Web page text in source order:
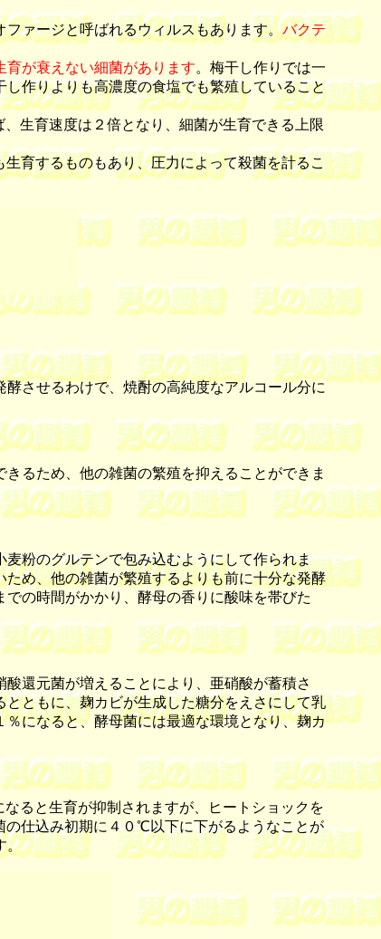
ァージと呼ばれるウィルスもあります。バクテ
が衰えない細菌があります。梅干し作りでは一
作りよりも高濃度の食塩でも繁殖していること
生育速度は２倍となり、細菌が生育できる上限
育するものもあり、圧力によって殺菌を計るこ
させるわけで、焼酎の高純度なアルコール分に
るため、他の雑菌の繁殖を抑えることができま
粉のグルテンで包み込むようにして作られま
め、他の雑菌が繁殖するよりも前に十分な発酵
の時間がかかり、酵母の香りに酸味を帯びた
還元菌が増えることにより、亜硝酸が蓄積さ
ともに、麹カビが生成した糖分をえさにして乳
になると、酵母菌には最適な環境となり、麹カ
ると生育が抑制されますが、ヒートショックを
仕込み初期に４０℃以下に下がるようなことが
。